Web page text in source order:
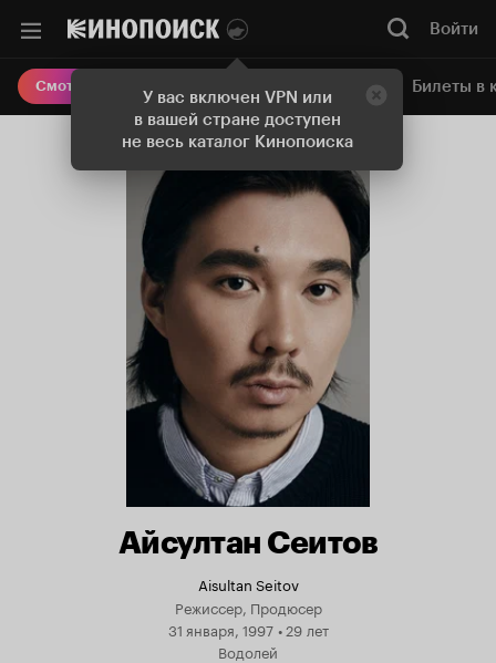
У вас включен VPN или
в вашей стране доступен
не весь каталог Кинопоиска
Войти
Смотреть кино Онлайн-кинотеатр Билеты в
Айсултан Сеитов
Aisultan Seitov
Режиссер, Продюсер
31 января, 1997 •29 лет
Водолей